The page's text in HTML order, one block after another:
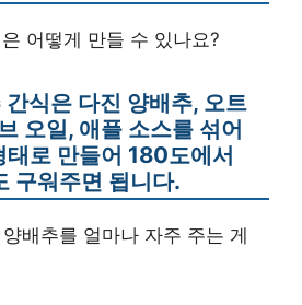
어떻게 만들 수 있나요?
식은 다진 양배추, 오트
오일, 애플 소스를 섞어
태로 만들어 180도에서
구워주면 됩니다.
배추를 얼마나 자주 주는 게